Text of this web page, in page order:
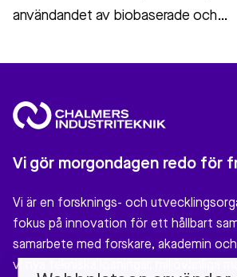
användandet av biobaserade och…
Vi gör morgondagen redo för
Vi är en forsknings- och
fokus på innovation för ett hållbart
samarbete med forskare, akademin
vi nya tekniska lösningar, miljövänliga